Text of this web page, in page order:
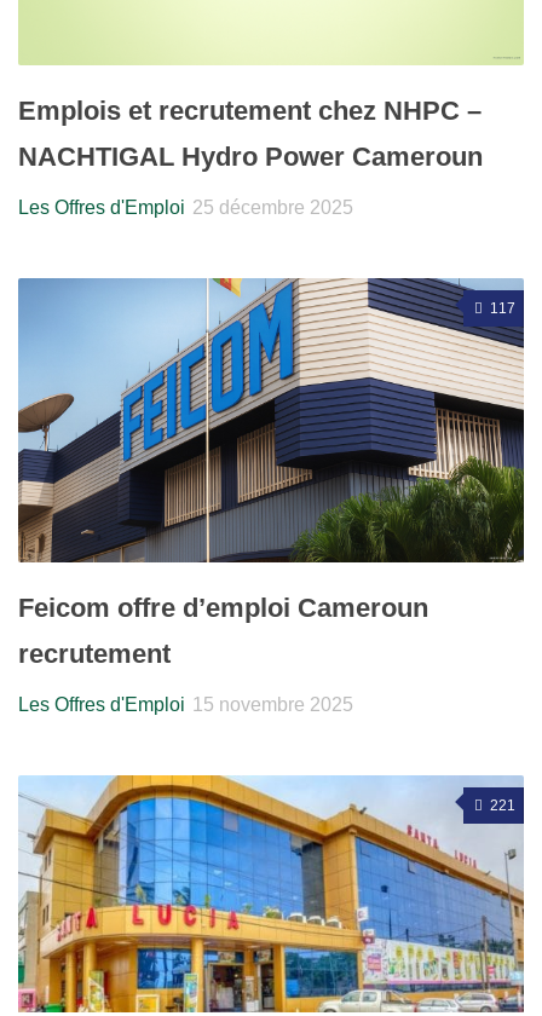
Emplois et recrutement chez NHPC –
NACHTIGAL Hydro Power Cameroun
Les Offres d'Emploi 25 décembre 2025
117
Feicom offre d’emploi Cameroun
recrutement
Les Offres d'Emploi 15 novembre 2025
221